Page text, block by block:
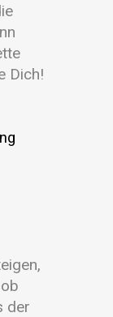
Dich!
der